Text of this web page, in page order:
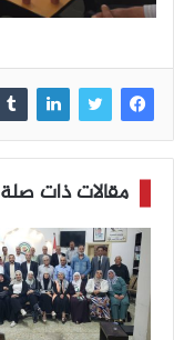
مقالات ذات صلة